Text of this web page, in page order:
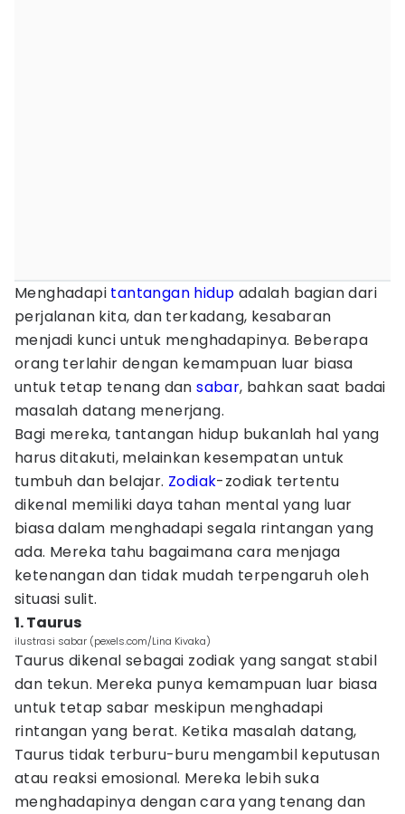
Menghadapi tantangan hidup adalah bagian dari
perjalanan kita, dan terkadang, kesabaran
menjadi kunci untuk menghadapinya. Beberapa
orang terlahir dengan kemampuan luar biasa
untuk tetap tenang dansabar, bahkan saat badai
masalah datang menerjang.
Bagi mereka, tantangan hidup bukanlah hal yang
harus ditakuti, melainkan kesempatan untuk
tumbuh dan belajar. Zodiak-zodiak tertentu
dikenal memiliki daya tahan mental yang luar
biasa dalam menghadapi segala rintangan yang
ada. Mereka tahu bagaimana cara menjaga
ketenangan dan tidak mudah terpengaruh oleh
situasi sulit.
1. Taurus
ilustrasi sabar (pexels.com/Lina Kivaka)
Taurus dikenal sebagai zodiak yang sangat stabil
dan tekun. Mereka punya kemampuan luar biasa
untuk tetap sabar meskipun menghadapi
rintangan yang berat. Ketika masalah datang,
Taurus tidak terburu-buru mengambil keputusan
atau reaksi emosional. Mereka lebih suka
menghadapinya dengan cara yang tenang dan